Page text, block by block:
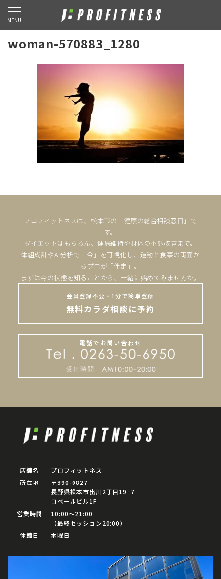
MENU
woman-570883_1280
プロフィットネスは、松本市の「健康の総合相談窓口」で
す。
ダイエットはもちろん、健康維持や身体の不調改善まで。
体組成計やAI分析で「今」を可視化し、運動と食事の両面か
らプロが「伴走」。
まずは今の状態を知ることから、一緒に始めてみませんか。
会員登録不要・1分で簡単登録
無料カラダ相談に予約
電話でお問い合わせ
店舗名
プロフィットネス
所在地
〒390-0827
長野県松本市出川2丁目19−7
コベールビル1F
営業時間
10:00〜21:00
（最終セッション20:00）
休館日
木曜日